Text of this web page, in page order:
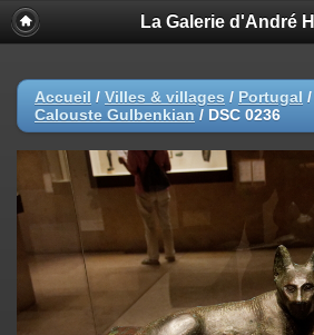
La Galerie d'André
Accueil / Villes & villages / Portugal /
Calouste Gulbenkian / DSC 0236